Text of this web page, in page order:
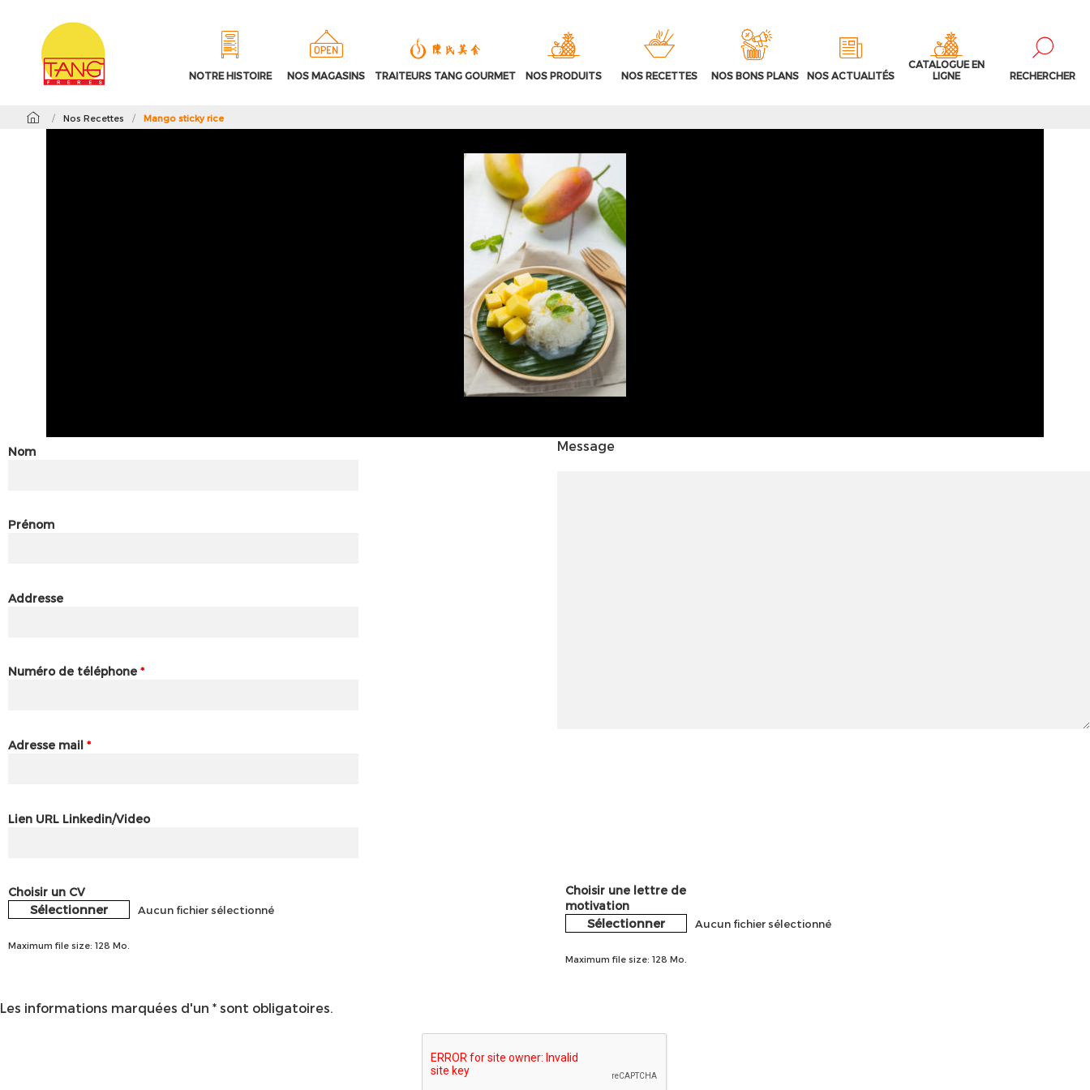
NOTRE HISTOIRE NOS MAGASINS TRAITEURS TANG GOURMET NOS PRODUITS NOS RECETTES NOS BONS PLANS NOS ACTUALITÉS
CATALOGUE EN
LIGNE
RECHERCHER
/ Nos Recettes / Mango sticky rice
Nom
Prénom
Addresse
Numéro de téléphone *
Adresse mail *
Lien URL Linkedin/Video
Message
Choisir un CV
Sélectionner Aucun fichier sélectionné
Maximum file size: 128 Mo.
Choisir une lettre de
motivation
Sélectionner Aucun fichier sélectionné
Maximum file size: 128 Mo.
Les informations marquées d'un * sont obligatoires.